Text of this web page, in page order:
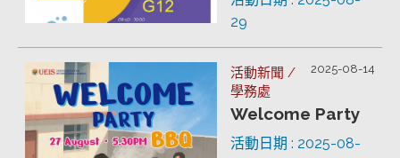
29
2025-08-14
活動新聞 /
學務處
Welcome Party
活動日期 : 2025-08-